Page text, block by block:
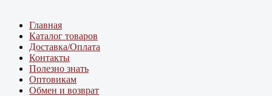
Главная
Каталог товаров
Доставка/Оплата
Контакты
Полезно знать
Оптовикам
Обмен и возврат